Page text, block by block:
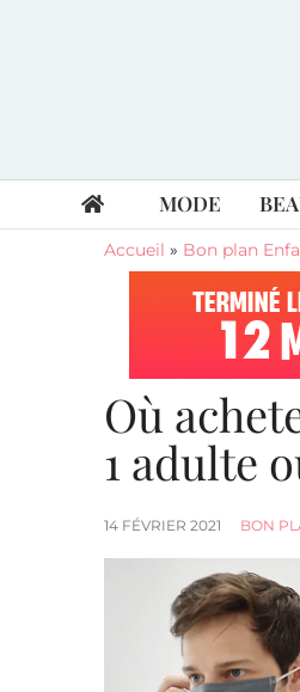
MODE
Accueil » Bon plan
Où
1 adulte
14 FÉVRIER 2021 BON